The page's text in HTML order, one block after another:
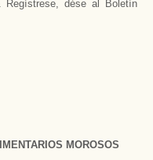
Regístrese, dése al Boletín
MOROSOS